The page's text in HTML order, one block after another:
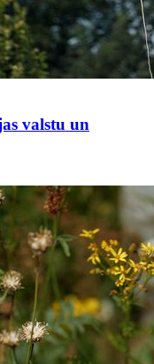
valstu un